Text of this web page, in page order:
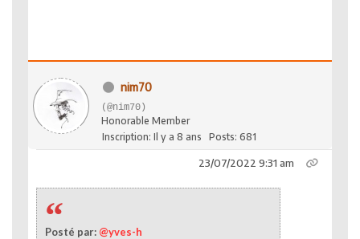
nim70
(@nim70)
Honorable Member
Inscription: Il y a 8 ans
Posts: 681
23/07/2022 9:31 am
Posté par: @yves-h